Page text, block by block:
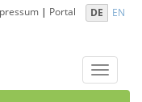
| Portal DE EN
Toggle